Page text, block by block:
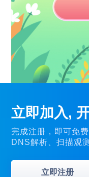
立即加入,
完成注册，即可免
DNS解析、扫描观
立即注册